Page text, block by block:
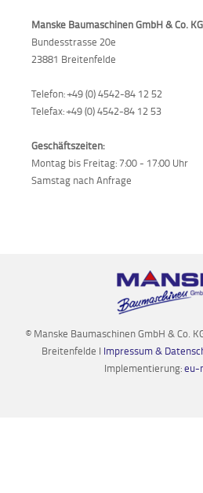
Manske Baumaschinen GmbH & Co. KG
Bundesstrasse 20e
23881 Breitenfelde
Telefon: +49 (0) 4542-84 12 52
Telefax: +49 (0) 4542-84 12 53
Geschäftszeiten:
Montag bis Freitag: 7:00 - 17:00 Uhr
Samstag nach Anfrage
© Manske Baumaschinen GmbH & Co.
Breitenfelde I Impressum &
Implementierung:eu-